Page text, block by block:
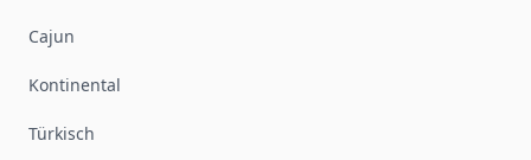
Cajun
Kontinental
Türkisch